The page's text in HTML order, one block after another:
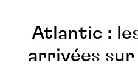
NOS PROGRAMMES
Tertiaire
Atlantic :
arrivées